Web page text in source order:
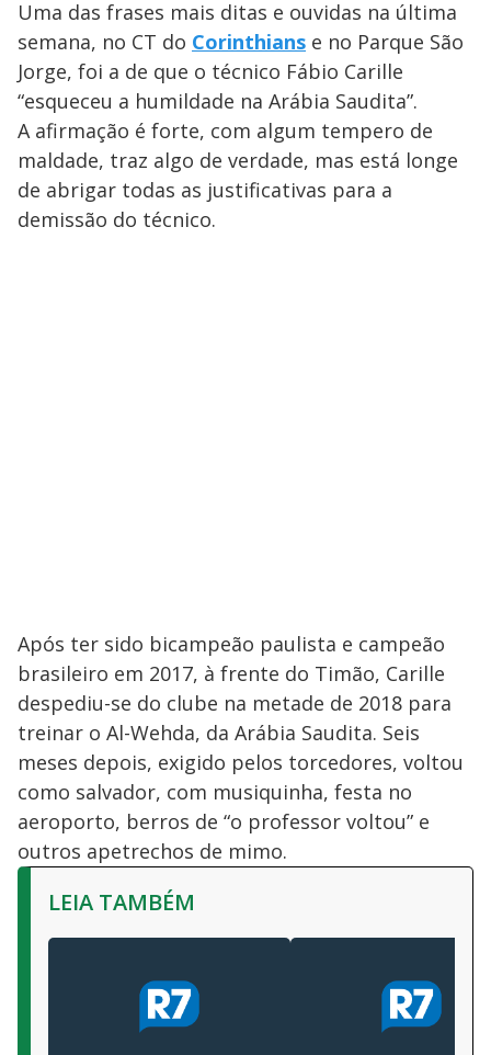
Uma das frases mais ditas e ouvidas na última
semana, no CT do Corinthians e no Parque São
Jorge, foi a de que o técnico Fábio Carille
“esqueceu a humildade na Arábia Saudita”.
A afirmação é forte, com algum tempero de
maldade, traz algo de verdade, mas está longe
de abrigar todas as justificativas para a
demissão do técnico.
Após ter sido bicampeão paulista e campeão
brasileiro em 2017, à frente do Timão, Carille
despediu-se do clube na metade de 2018 para
treinar o Al-Wehda, da Arábia Saudita. Seis
meses depois, exigido pelos torcedores, voltou
como salvador, com musiquinha, festa no
aeroporto, berros de “o professor voltou” e
outros apetrechos de mimo.
LEIA TAMBÉM